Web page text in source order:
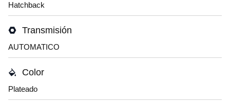
Hatchback
Transmisión
AUTOMATICO
Color
Plateado